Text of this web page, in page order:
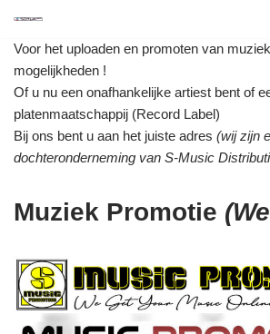
Ga
naar
de
inhoud
Voor het uploaden en promoten van
mogelijkheden !
Of u nu een onafhankelijke artiest bent of
platenmaatschappij (Record Label)
Bij ons bent u aan het juiste adres (wij zijn
dochteronderneming van S-Music
Muziek Promotie